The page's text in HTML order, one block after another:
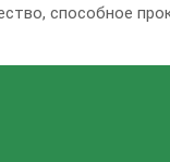
способное